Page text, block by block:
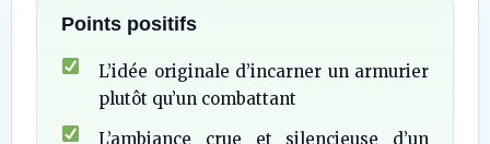
Points positifs
L’idée originale d’incarner un armurier
plutôt qu’un combattant
L’ambiance crue et silencieuse d’un